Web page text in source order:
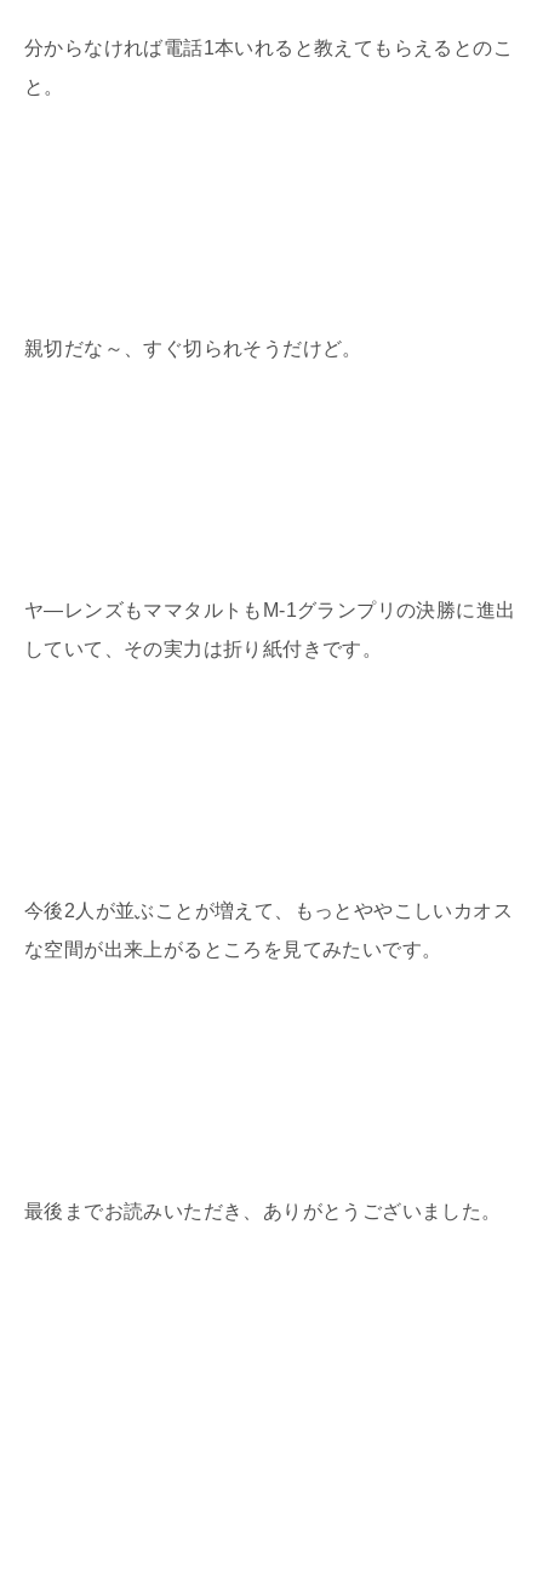
分からなければ電話1本いれると教えてもらえるとのこ
と。
親切だな～、すぐ切られそうだけど。
ヤ―レンズもママタルトも M-1グランプリの決勝に進出
していて、その実力は折り紙付きです。
今後2 人が並ぶことが増えて、もっとややこしいカオス
な空間が出来上がるところを見てみたいです。
最後までお読みいただき、ありがとうございました。